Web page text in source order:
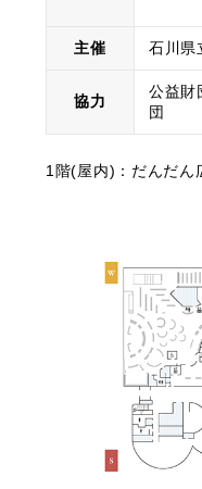
主催 石川県
協力
公益財
団
1階(屋内)：だんだん